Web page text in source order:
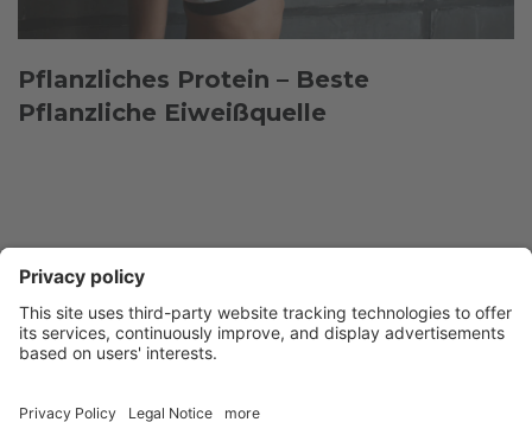
Pflanzliches Protein – Beste
Pflanzliche Eiweißquelle